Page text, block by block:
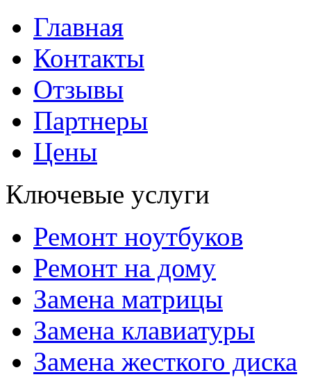
Главная
Контакты
Отзывы
Партнеры
Цены
Ключевые услуги
Ремонт ноутбуков
Ремонт на дому
Замена матрицы
Замена клавиатуры
Замена жесткого диска